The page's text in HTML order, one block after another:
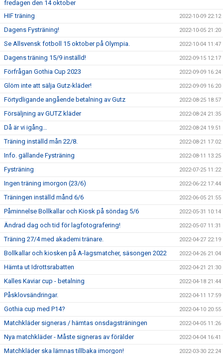
fredagen den 14 oktober
HIF träning 2022-10-09 22:12
Dagens Fysträning! 2022-10-05 21:20
Se Allsvensk fotboll 15 oktober på Olympia. 2022-10-04 11:47
Dagens träning 15/9 inställd! 2022-09-15 12:17
Förfrågan Gothia Cup 2023 2022-09-09 16:24
Glöm inte att sälja Gutz-kläder! 2022-09-09 16:20
Förtydligande angående betalning av Gutz 2022-08-25 18:57
Försäljning av GUTZ kläder 2022-08-24 21:35
Då är vi igång… 2022-08-24 19:51
Träning inställd mån 22/8. 2022-08-21 17:02
Info. gällande Fysträning 2022-08-11 13:25
Fysträning 2022-07-25 11:22
Ingen träning imorgon (23/6) 2022-06-22 17:44
Träningen inställd månd 6/6 2022-06-05 21:55
Påminnelse Bollkallar och Kiosk på söndag 5/6 2022-05-31 10:14
Ändrad dag och tid för lagfotografering! 2022-05-07 11:31
Träning 27/4 med akademi tränare. 2022-04-27 22:19
Bollkallar och kiosken på A-lagsmatcher, säsongen 2022 2022-04-26 21:04
Hämta ut Idrottsrabatten 2022-04-21 21:30
Kalles Kaviar cup - betalning 2022-04-18 21:44
Påsklovsändringar. 2022-04-11 17:59
Gothia cup med P14? 2022-04-10 20:55
Matchkläder signeras / hämtas onsdagsträningen 2022-04-05 11:26
Nya matchkläder - Måste signeras av förälder 2022-04-04 16:41
Matchkläder ska lämnas tillbaka imorgon! 2022-03-30 22:24